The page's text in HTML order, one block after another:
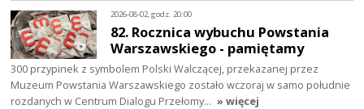
2026-08-02, godz. 20:00
82. Rocznica wybuchu Powstania
Warszawskiego - pamiętamy
300 przypinek z symbolem Polski Walczącej, przekazanej przez
Muzeum Powstania Warszawskiego zostało wczoraj w samo południe
rozdanych w Centrum Dialogu Przełomy… » więcej